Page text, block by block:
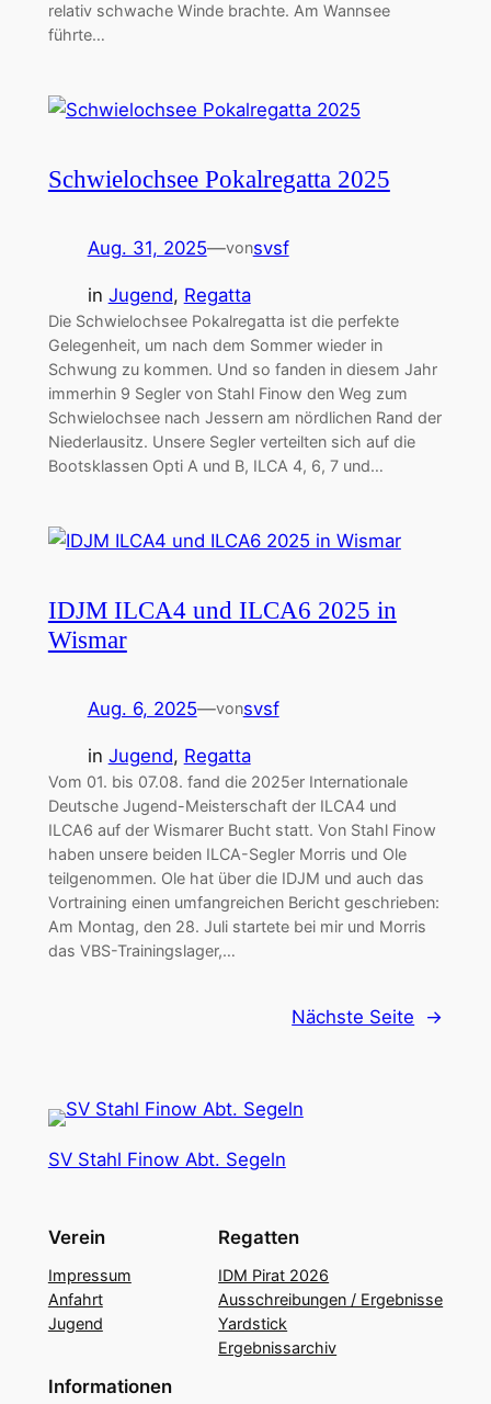
relativ schwache Winde brachte. Am Wannsee
führte…
Schwielochsee Pokalregatta 2025
Aug. 31, 2025—vonsvsf
in Jugend, Regatta
Die Schwielochsee Pokalregatta ist die perfekte
Gelegenheit, um nach dem Sommer wieder in
Schwung zu kommen. Und so fanden in diesem Jahr
immerhin 9 Segler von Stahl Finow den Weg zum
Schwielochsee nach Jessern am nördlichen Rand der
Niederlausitz. Unsere Segler verteilten sich auf die
Bootsklassen Opti A und B, ILCA 4, 6, 7 und…
IDJM ILCA4 und ILCA6 2025 in
Wismar
Aug. 6, 2025—vonsvsf
in Jugend, Regatta
Vom 01. bis 07.08. fand die 2025er Internationale
Deutsche Jugend-Meisterschaft der ILCA4 und
ILCA6 auf der Wismarer Bucht statt. Von Stahl Finow
haben unsere beiden ILCA-Segler Morris und Ole
teilgenommen. Ole hat über die IDJM und auch das
Vortraining einen umfangreichen Bericht geschrieben:
Am Montag, den 28. Juli startete bei mir und Morris
das VBS-Trainingslager,…
Nächste Seite →
SV Stahl Finow Abt. Segeln
Verein
Impressum
Anfahrt
Jugend
Regatten
IDM Pirat 2026
Ausschreibungen / Ergebnisse
Yardstick
Ergebnissarchiv
Informationen